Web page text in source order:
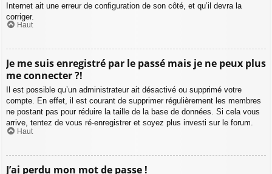
Internet ait une erreur de configuration de son côté, et qu’il devra la
corriger.
Haut
Je me suis enregistré par le passé mais je ne peux plus
me connecter ?!
Il est possible qu’un administrateur ait désactivé ou supprimé votre
compte. En effet, il est courant de supprimer régulièrement les membres
ne postant pas pour réduire la taille de la base de données. Si cela vous
arrive, tentez de vous ré-enregistrer et soyez plus investi sur le forum.
Haut
J’ai perdu mon mot de passe !